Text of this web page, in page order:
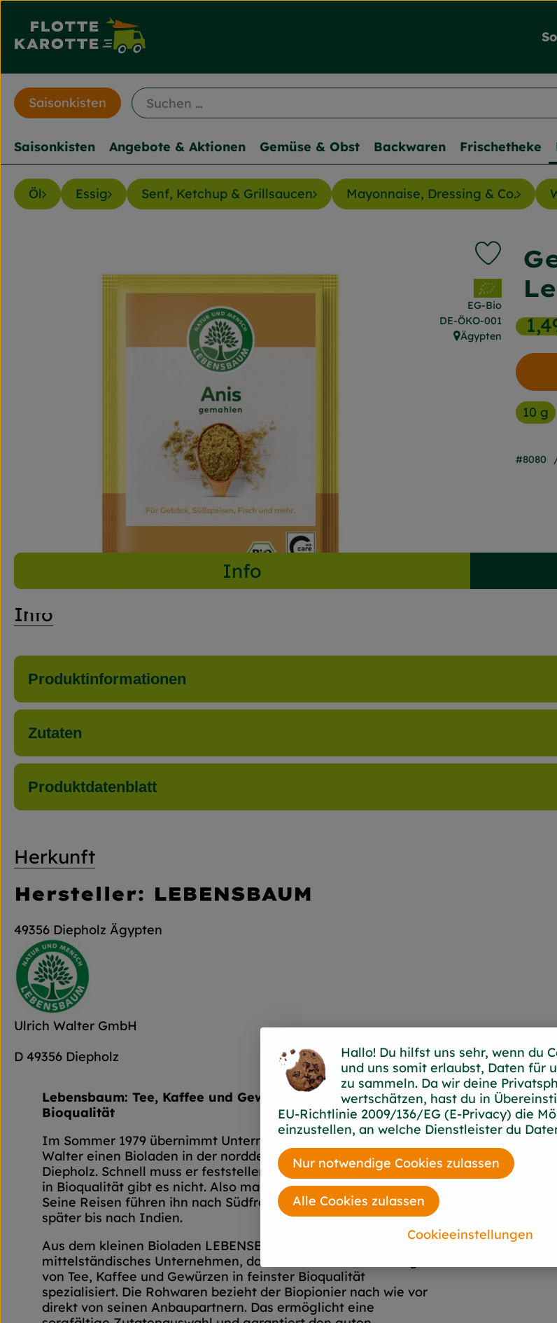
Saisonkisten
Saisonkisten Angebote & Aktionen Gemüse & Obst Backwaren Frischetheke
Öl Essig Senf, Ketchup & Grillsaucen Mayonnaise, Dressing & Co.
Produkt
, Verband:
EG-Bio
, Kontrollstelle:
DE-ÖKO-001
, Herkunft:
Ägypten
10 g
#8080
Info
Info
Produktinformationen
Zutaten
Produktdatenblatt
Herkunft
Hersteller: LEBENSBAUM
49356 Diepholz Ägypten
Ulrich Walter GmbH
D 49356 Diepholz
Lebensbaum: Tee, Kaffee und Gewürze in feinster
Bioqualität
Im Sommer 1979 übernimmt Unternehmensgründer Ulrich
Walter einen Bioladen in der norddeutschen Kleinstadt
Diepholz. Schnell muss er feststellen: Tee, Kaffee und Gewürze
in Bioqualität gibt es nicht. Also macht er sich auf die Suche.
Seine Reisen führen ihn nach Südfrankreich, Ägypten und
später bis nach Indien.
Aus dem kleinen Bioladen LEBENSBAUM wird ein
mittelständisches Unternehmen, das sich auf die Herstellung
von Tee, Kaffee und Gewürzen in feinster Bioqualität
spezialisiert. Die Rohwaren bezieht der Biopionier nach wie vor
direkt von seinen Anbaupartnern. Das ermöglicht eine
Hallo! Du hilfst uns sehr, wenn du
und uns somit erlaubst, Daten für
zu sammeln. Da wir deine
wertschätzen, hast du in
EU-Richtlinie 2009/136/EG (E-Privacy) die
einzustellen, an welche Dienstleister du
Cookieeinstellungen
Nur notwendige Cookies zulassen
Alle Cookies zulassen